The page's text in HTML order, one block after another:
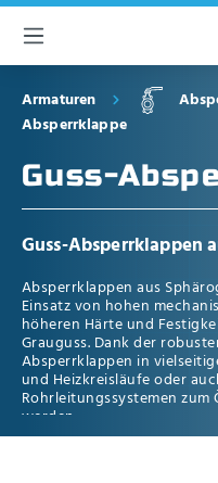
springen
Armaturen
Absperrklappe
Guss-
Guss-Absperrklappen
Absperrklappen aus
Einsatz von hohen
höheren Härte und
Grauguss. Dank der
Absperrklappen in
und Heizkreisläufe oder
Rohrleitungssystemen
werden.